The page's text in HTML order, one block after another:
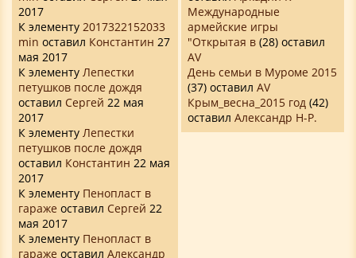
2017
К элементу 2017322152033
min оставил Константин 27
мая 2017
К элементу Лепестки
петушков после дождя
оставил Сергей 22 мая
2017
К элементу Лепестки
петушков после дождя
оставил Константин 22 мая
2017
К элементу Пенопласт в
гараже оставил Сергей 22
мая 2017
К элементу Пенопласт в
гараже оставил Александр
Международные
армейские игры
"Открытая в (28) оставил
AV
День семьи в Муроме 2015
(37) оставилAV
Крым_весна_2015 год (42)
оставилАлександр Н-Р.